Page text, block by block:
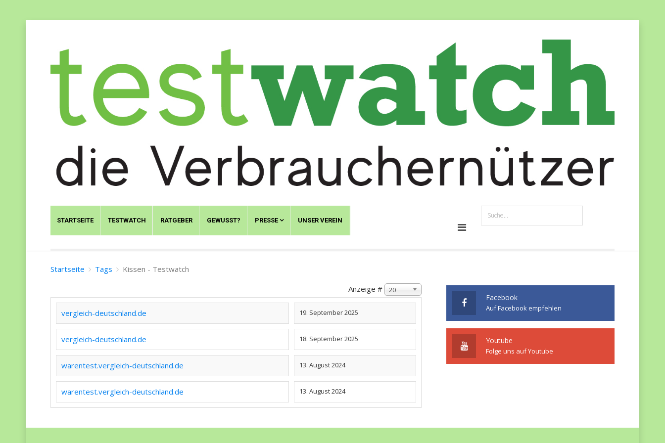
STARTSEITE TESTWATCH RATGEBER GEWUSST? PRESSE UNSER VEREIN
Startseite Tags
Kissen - Testwatch
Anzeige #
20
vergleich-deutschland.de 19. September 2025
vergleich-deutschland.de 18. September 2025
warentest.vergleich-deutschland.de 13. August 2024
warentest.vergleich-deutschland.de 13. August 2024
Facebook
Auf Facebook empfehlen
Youtube
Folge uns auf Youtube